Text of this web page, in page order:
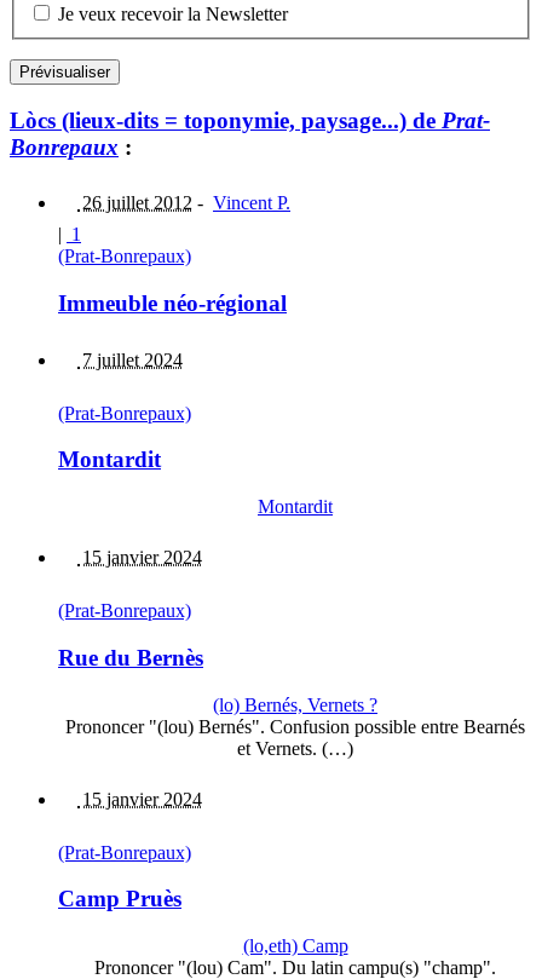
Je veux recevoir la Newsletter
Lòcs (lieux-dits = toponymie, paysage...) de Prat-
Bonrepaux :
26 juillet 2012 - Vincent P.
| 1
(Prat-Bonrepaux)
Immeuble néo-régional
7 juillet 2024
(Prat-Bonrepaux)
Montardit
Montardit
15 janvier 2024
(Prat-Bonrepaux)
Rue du Bernès
(lo) Bernés, Vernets ?
Prononcer "(lou) Bernés". Confusion possible entre Bearnés
et Vernets. (…)
15 janvier 2024
(Prat-Bonrepaux)
Camp Pruès
(lo,eth) Camp
Prononcer "(lou) Cam". Du latin campu(s) "champ".